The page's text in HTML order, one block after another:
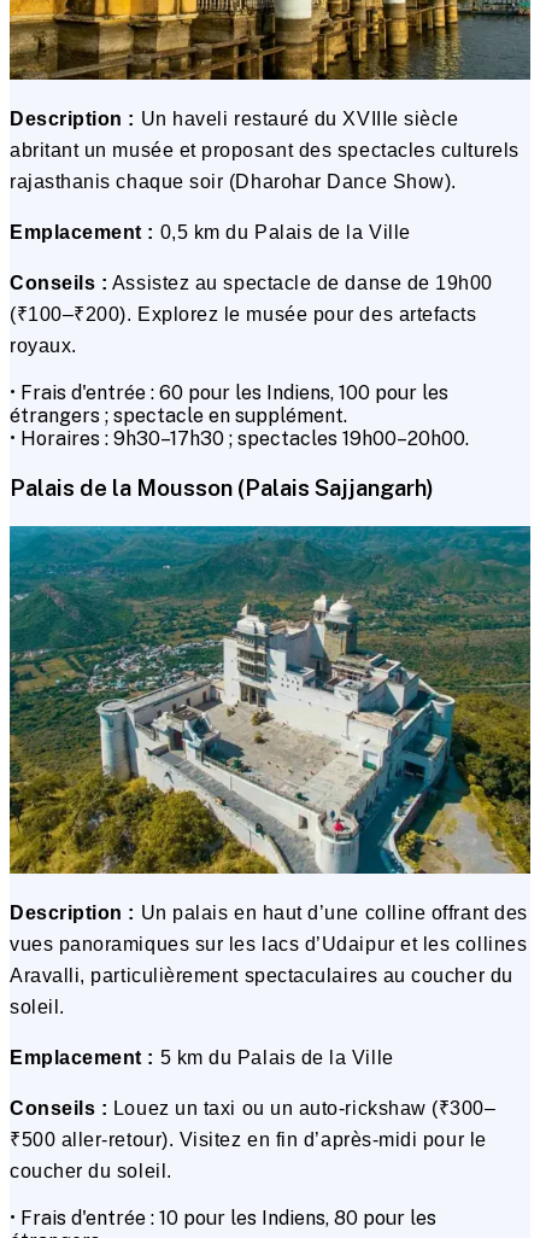
Description : Un haveli restauré du XVIIIe siècle
abritant un musée et proposant des spectacles culturels
rajasthanis chaque soir (Dharohar Dance Show).
Emplacement : 0,5 km du Palais de la Ville
Conseils : Assistez au spectacle de danse de 19h00
(₹100–₹200). Explorez le musée pour des artefacts
royaux.
• Frais d'entrée : ₹60 pour les Indiens, ₹100 pour les
étrangers ; spectacle en supplément.
• Horaires : 9h30–17h30 ; spectacles 19h00–20h00.
Palais de la Mousson (Palais Sajjangarh)
Description : Un palais en haut d’une colline offrant des
vues panoramiques sur les lacs d’Udaipur et les collines
Aravalli, particulièrement spectaculaires au coucher du
soleil.
Emplacement : 5 km du Palais de la Ville
Conseils : Louez un taxi ou un auto-rickshaw (₹300–
₹500 aller-retour). Visitez en fin d’après-midi pour le
coucher du soleil.
• Frais d'entrée : ₹10 pour les Indiens, ₹80 pour les